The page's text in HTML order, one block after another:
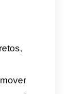
efectiva
de